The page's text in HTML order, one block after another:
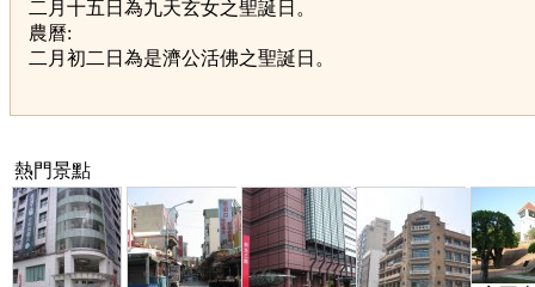
二月十五日為九天玄女之聖誕日。
農曆:
二月初二日為是濟公活佛之聖誕日。
熱門景點